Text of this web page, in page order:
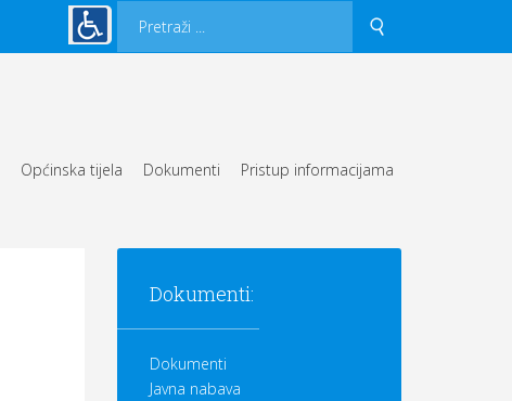
Općinska tijela Dokumenti Pristup informacijama
Dokumenti:
Dokumenti
Javna nabava